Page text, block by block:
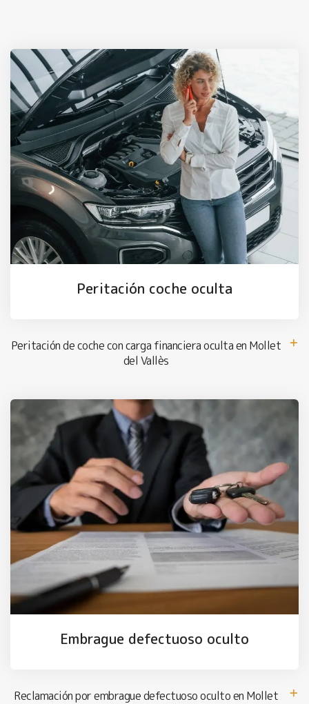
Peritación coche oculta
Peritación de coche con carga financiera oculta en Mollet
del Vallès
Embrague defectuoso oculto
Reclamación por embrague defectuoso oculto en Mollet